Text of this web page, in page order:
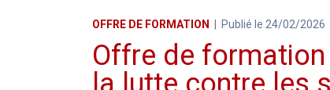
OFFRE DE FORMATION Publié le 24/02/2026
Offre de